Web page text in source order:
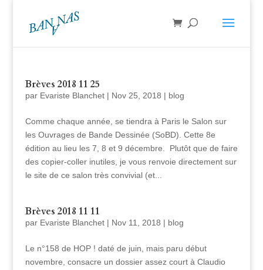
Brèves 2018 11 25
par Evariste Blanchet| Nov 25, 2018 | blog
Comme chaque année, se tiendra à Paris le Salon sur
les Ouvrages de Bande Dessinée (SoBD). Cette 8e
édition au lieu les 7, 8 et 9 décembre. Plutôt que de faire
des copier-coller inutiles, je vous renvoie directement sur
le site de ce salon très convivial (et...
Brèves 2018 11 11
par Evariste Blanchet| Nov 11, 2018 | blog
Le n°158 de HOP ! daté de juin, mais paru début
novembre, consacre un dossier assez court à Claudio